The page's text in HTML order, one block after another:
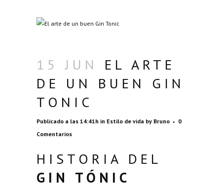
15 JUN
EL ARTE
DE UN BUEN GIN
TONIC
Publicado a las 14:41h in Estilo de vida by Bruno
0
Comentarios
HISTORIA DEL
GIN TÓNIC